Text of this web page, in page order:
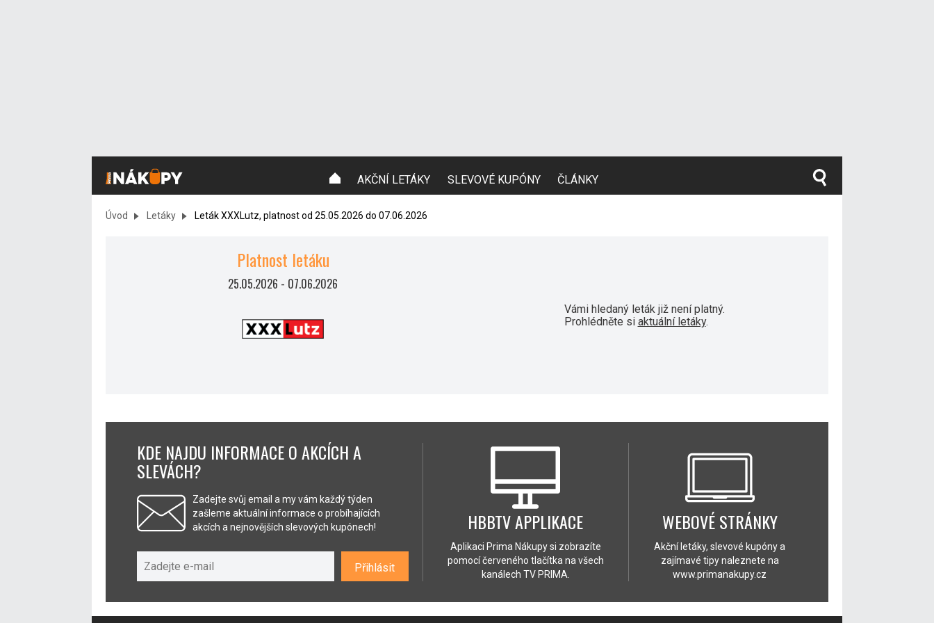
AKČNÍ LETÁKY SLEVOVÉ KUPÓNY ČLÁNKY
Úvod Letáky Leták XXXLutz, platnost od 25.05.2026 do 07.06.2026
Platnost letáku
25.05.2026 - 07.06.2026
Vámi hledaný leták již není platný.
Prohlédněte si aktuální letáky.
KDE NAJDU INFORMACE O AKCÍCH A
SLEVÁCH?
Zadejte svůj email a my vám každý týden
zašleme aktuální informace o probíhajících
akcích a nejnovějších slevových kupónech!
Přihlásit
HBBTV APPLIKACE
Aplikaci Prima Nákupy si zobrazíte
pomocí červeného tlačítka na všech
kanálech TV PRIMA.
WEBOVÉ STRÁNKY
Akční letáky, slevové kupóny a
zajímavé tipy naleznete na
www.primanakupy.cz